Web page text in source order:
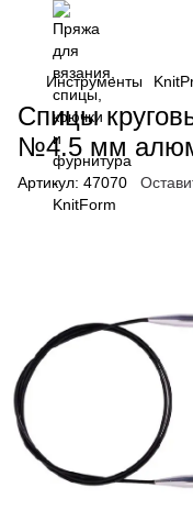
Инструменты
Спицы
№4.5 мм
Артикул: 47070